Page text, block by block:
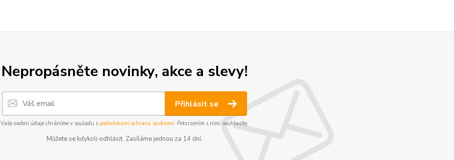
Nepropásněte novinky, akce a slevy!
Přihlásit se
Vaše osobní údaje chráníme v souladu s podmínkami ochrany soukromí. Potvrzením s nimi souhlasíte.
Můžete se kdykoli odhlásit. Zasíláme jednou za 14 dní.